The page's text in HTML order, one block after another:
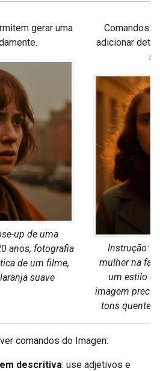
gerar uma
up de uma
anos, fotografia
de um filme,
suave
Comandos
adicionar
Instrução:
mulher na
um estilo
imagem
tons quentes
comandos do Imagen:
descritiva: use adjetivos e